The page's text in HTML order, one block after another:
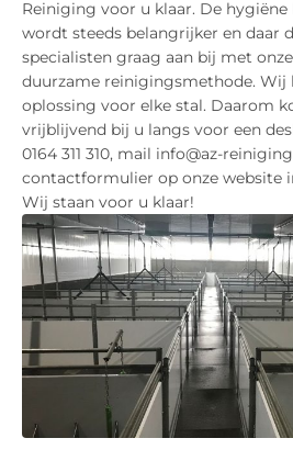
Reiniging voor u klaar. De
wordt steeds belangrijker en daar
specialisten graag aan bij met
duurzame reinigingsmethode. Wij
oplossing voor elke stal. Daarom
vrijblijvend bij u langs voor een
0164 311 310, mail info@az-
contactformulier op onze website
Wij staan voor u klaar!